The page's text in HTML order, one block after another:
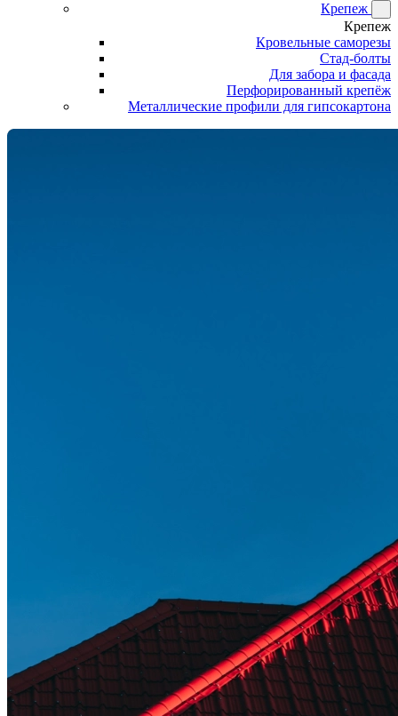
Крепеж
Крепеж
Кровельные саморезы
Стад-болты
Для забора и фасада
Перфорированный крепёж
Металлические профили для гипсокартона